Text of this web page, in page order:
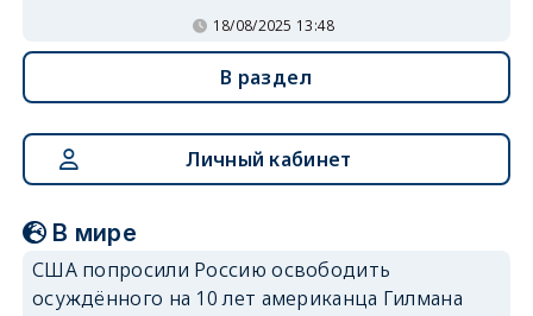
18/08/2025 13:48
В раздел
Личный кабинет
В мире
США попросили Россию освободить
осуждённого на 10 лет американца Гилмана